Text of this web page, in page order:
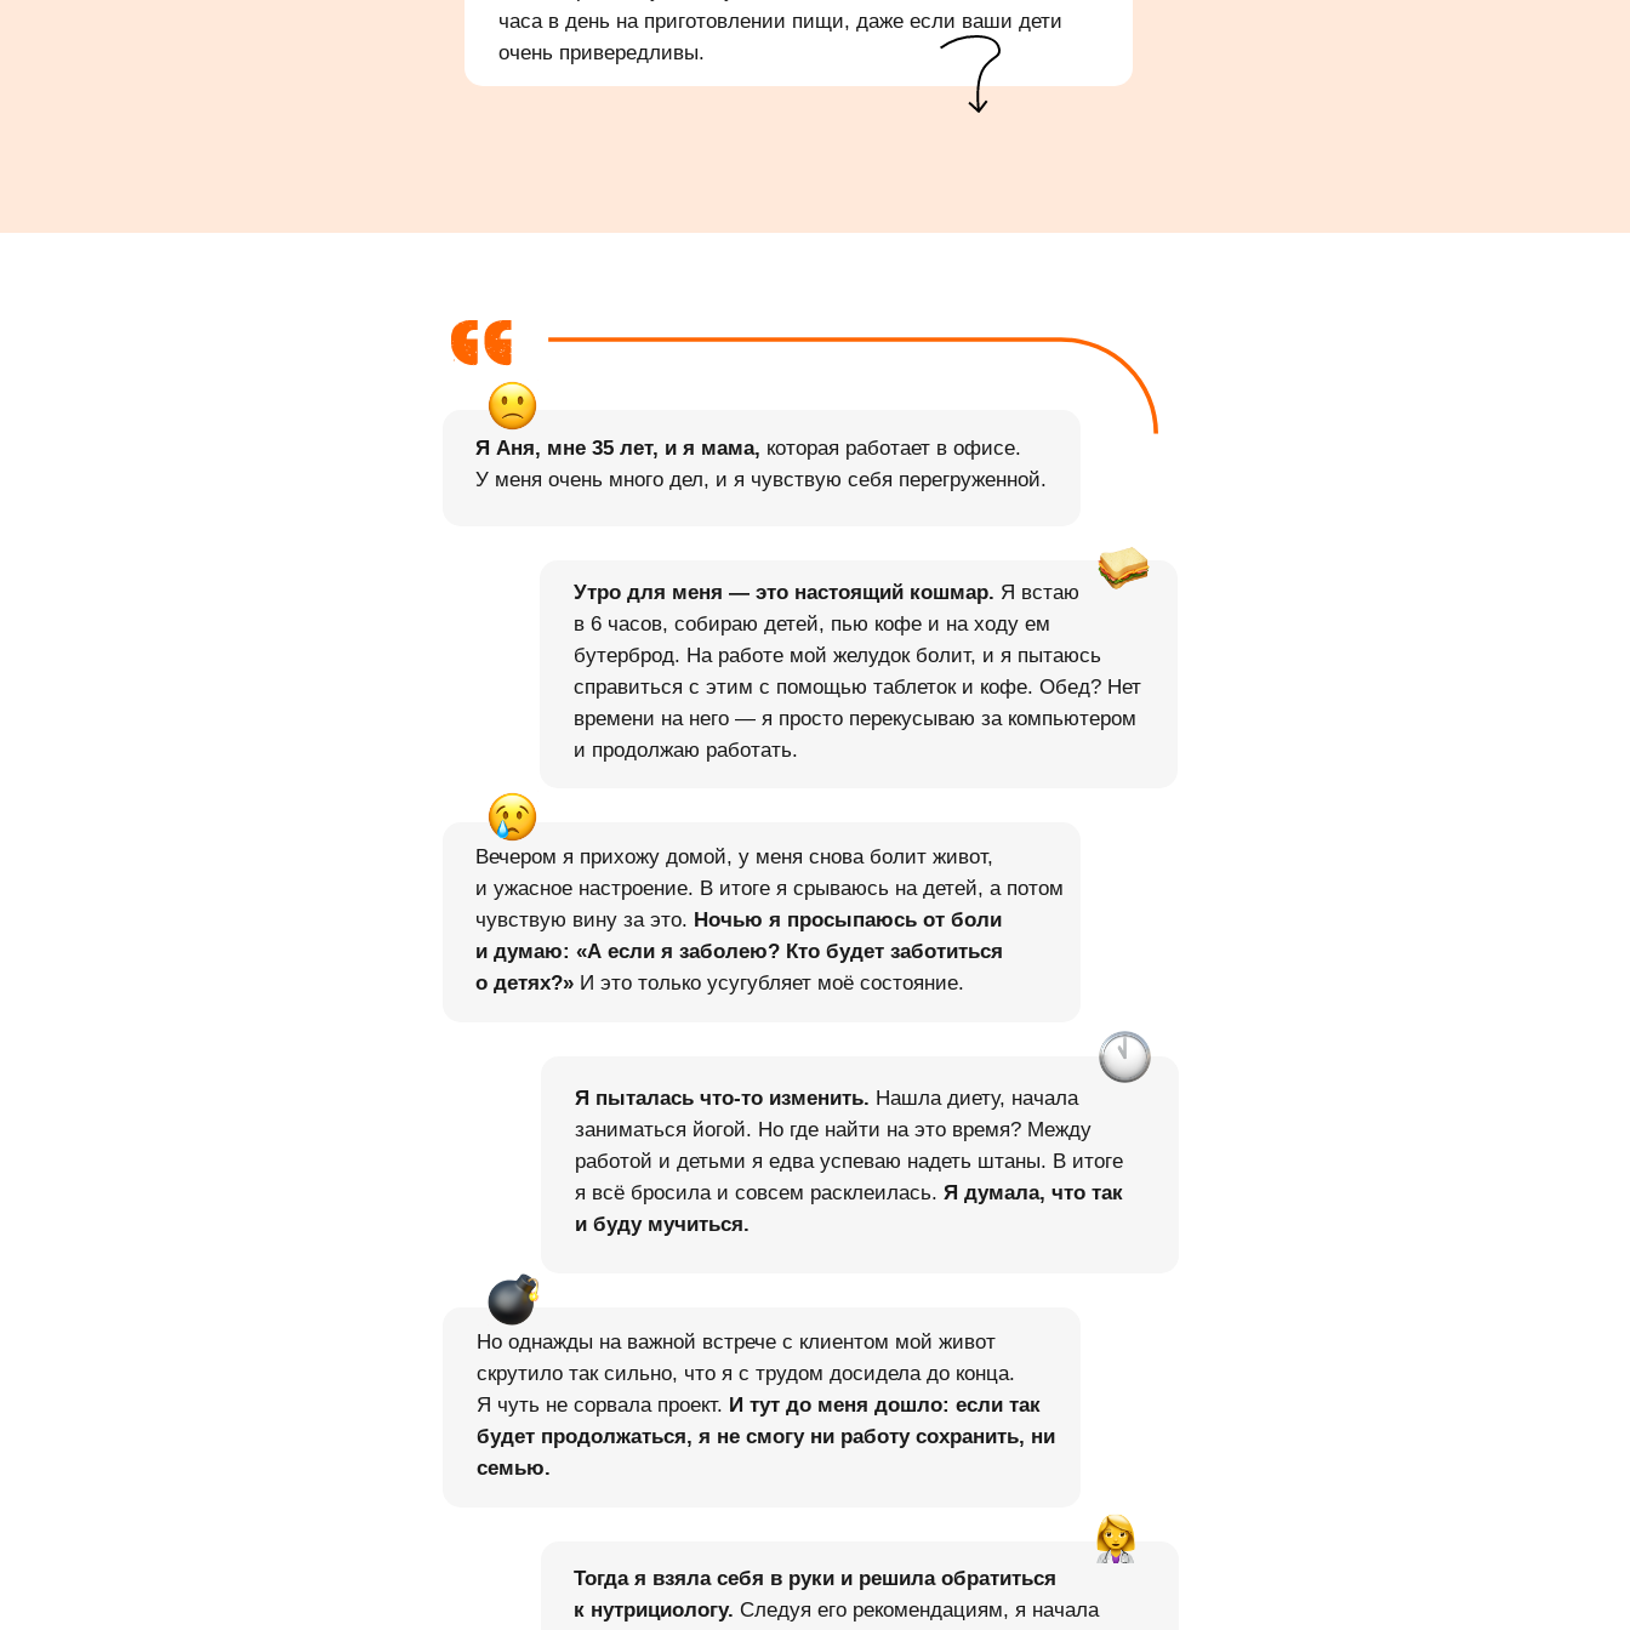
часа в день на приготовлении пищи, даже если ваши дети
очень привередливы.
Я Аня, мне 35 лет, и я мама, которая работает в офисе.
У меня очень много дел, и я чувствую себя перегруженной.
Утро для меня — это настоящий кошмар. Я встаю
в 6 часов, собираю детей, пью кофе и на ходу ем
бутерброд. На работе мой желудок болит, и я пытаюсь
справиться с этим с помощью таблеток и кофе. Обед? Нет
времени на него — я просто перекусываю за компьютером
и продолжаю работать.
Вечером я прихожу домой, у меня снова болит живот,
и ужасное настроение. В итоге я срываюсь на детей, а потом
чувствую вину за это. Ночью я просыпаюсь от боли
и думаю: «А если я заболею? Кто будет заботиться
о детях?» И это только усугубляет моё состояние.
Но однажды на важной встрече с клиентом мой живот
скрутило так сильно, что я с трудом досидела до конца.
Я чуть не сорвала проект. И тут до меня дошло: если так
будет продолжаться, я не смогу ни работу сохранить, ни
семью.
Тогда я взяла себя в руки и решила обратиться
к нутрициологу. Следуя его рекомендациям, я начала
Я пыталась что-то изменить. Нашла диету, начала
заниматься йогой. Но где найти на это время? Между
работой и детьми я едва успеваю надеть штаны. В итоге
я всё бросила и совсем расклеилась. Я думала, что так
и буду мучиться.